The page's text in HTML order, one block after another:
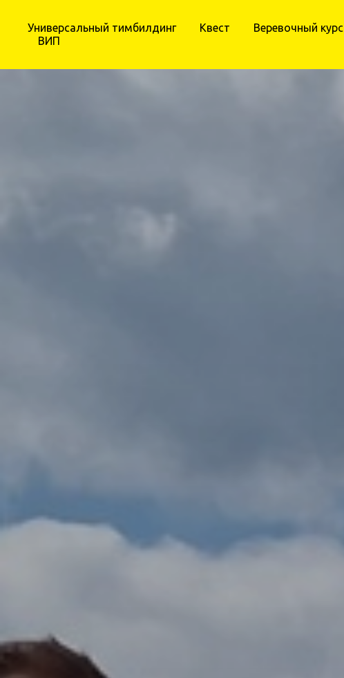
Универсальный тимбилдинг Квест
Веревочный курс
ВИП